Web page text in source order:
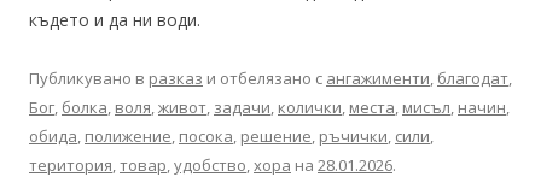
където и да ни води.
Публикувано в разказ и отбелязано с ангажименти, благодат,
Бог, болка, воля,живот, задачи, колички, места, мисъл, начин,
обида, полижение, посока, решение, ръчички, сили,
територия,товар,удобство,хора на 28.01.2026.